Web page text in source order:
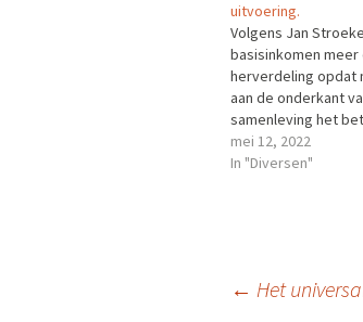
uitvoering.
Volgens Jan
basisinkomen meer
herverdeling opdat
aan de onderkant
samenleving het
hebben. Het
individualisering en
bericht…
mei 12, 2022
In "Diversen"
← Het